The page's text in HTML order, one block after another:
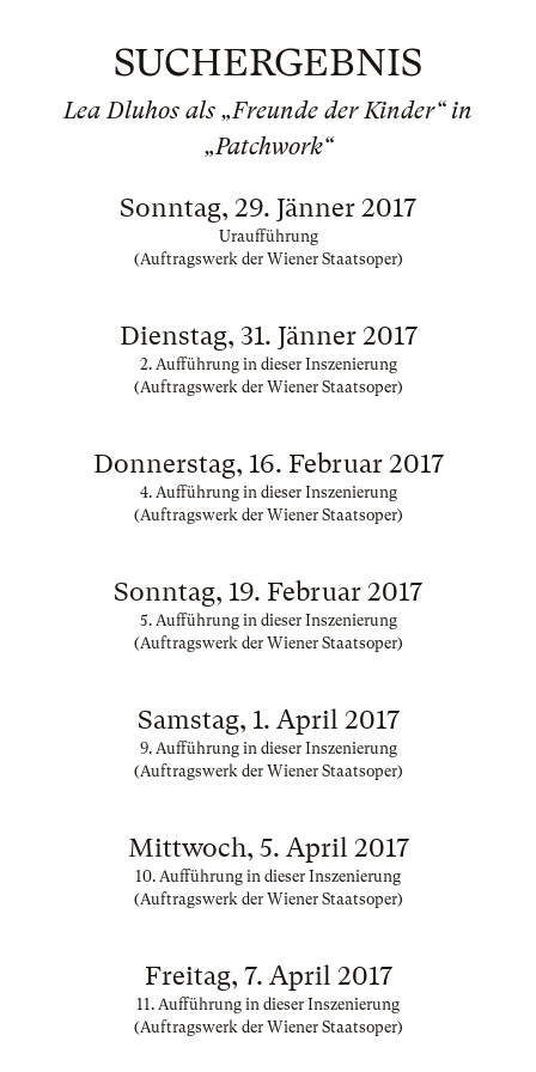
SUCHERGEBNIS
Lea Dluhos als „Freunde der Kinder“ in
„Patchwork“
Sonntag, 29. Jänner 2017
Uraufführung
(Auftragswerk der Wiener Staatsoper)
Dienstag, 31. Jänner 2017
2. Aufführung in dieser Inszenierung
(Auftragswerk der Wiener Staatsoper)
Donnerstag, 16. Februar 2017
4. Aufführung in dieser Inszenierung
(Auftragswerk der Wiener Staatsoper)
Sonntag, 19. Februar 2017
5. Aufführung in dieser Inszenierung
(Auftragswerk der Wiener Staatsoper)
Samstag, 1. April 2017
9. Aufführung in dieser Inszenierung
(Auftragswerk der Wiener Staatsoper)
Mittwoch, 5. April 2017
10. Aufführung in dieser Inszenierung
(Auftragswerk der Wiener Staatsoper)
Freitag, 7. April 2017
11. Aufführung in dieser Inszenierung
(Auftragswerk der Wiener Staatsoper)